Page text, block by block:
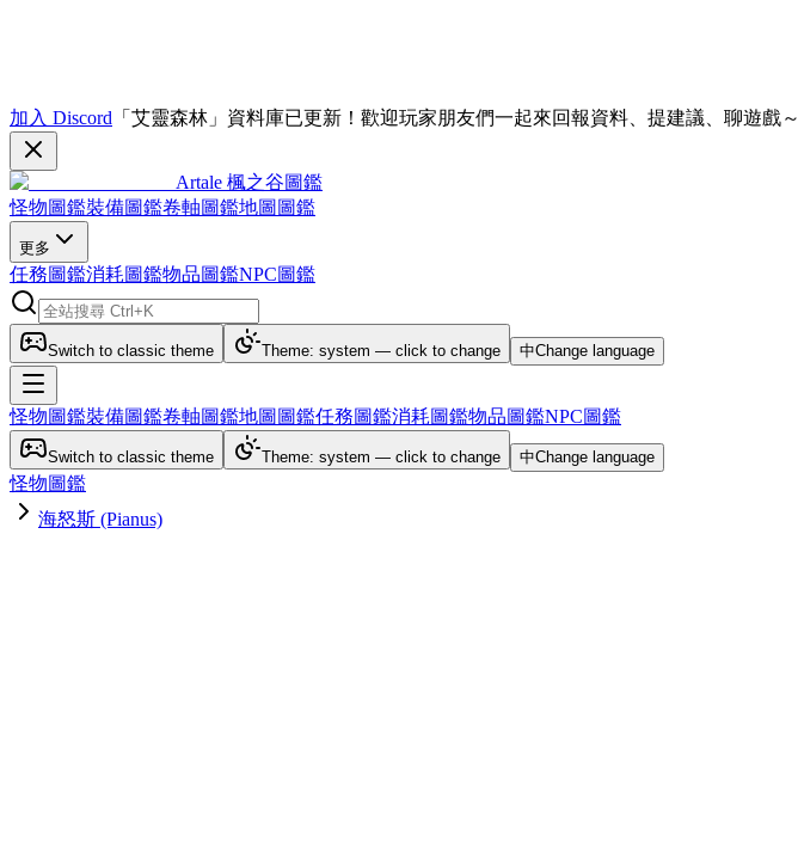
加入 Discord 「艾靈森林」資料庫已更新！歡迎玩家朋友們一起來回報資料、提建議、聊遊戲～
Artale 楓之谷圖鑑
怪物圖鑑裝備圖鑑卷軸圖鑑地圖圖鑑
更多
任務圖鑑消耗圖鑑物品圖鑑NPC圖鑑
Switch to classic theme Theme: system — click to change 中Change language
怪物圖鑑裝備圖鑑卷軸圖鑑地圖圖鑑任務圖鑑消耗圖鑑物品圖鑑NPC圖鑑
Switch to classic theme Theme: system — click to change 中Change language
怪物圖鑑
海怒斯 (Pianus)